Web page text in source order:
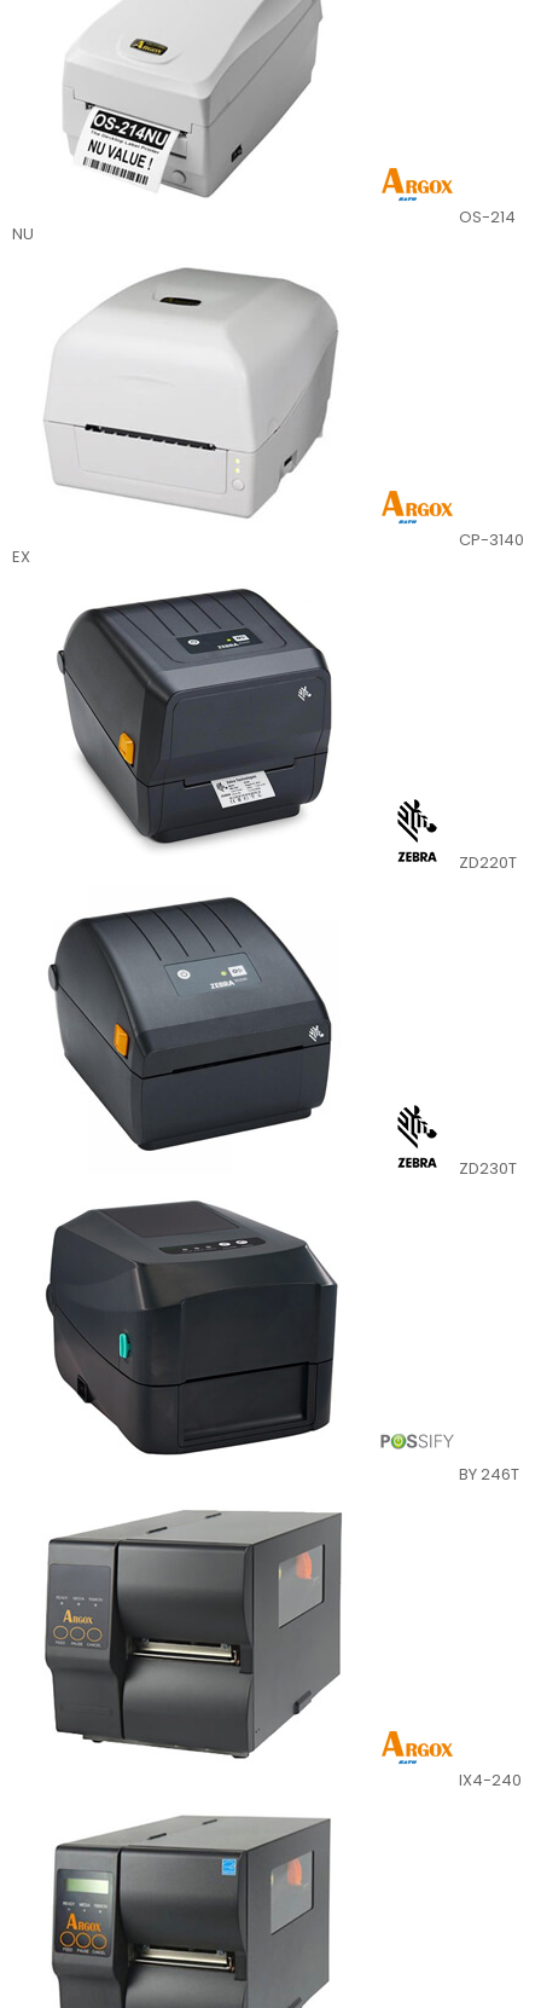
OS-214
NU
CP-3140
EX
ZD220T
ZD230T
BY 246T
IX4-240